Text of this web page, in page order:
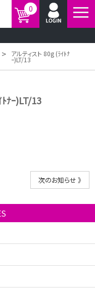
0
> アルティスト 80g (ﾗｲﾄﾅ
ｰ)LT/13
ﾄﾅｰ)LT/13
次のお知らせ 》